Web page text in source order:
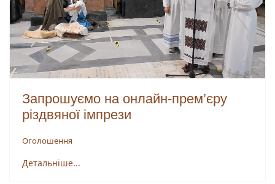
Запрошуємо на онлайн-прем’єру
різдвяної імпрези
Оголошення
Детальніше...